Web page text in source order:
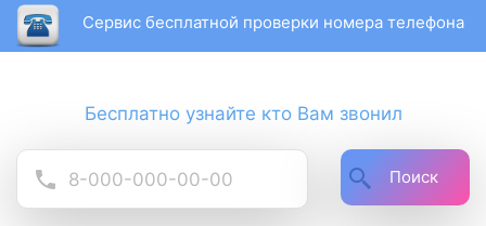
Сервис бесплатной проверки номера телефона
Бесплатно узнайте кто Вам звонил
Поиск